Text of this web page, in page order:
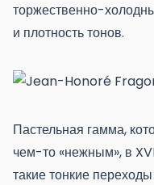
торжественно-
и плотность тонов.
Пастельная гамма,
чем-то «нежным», в
такие тонкие